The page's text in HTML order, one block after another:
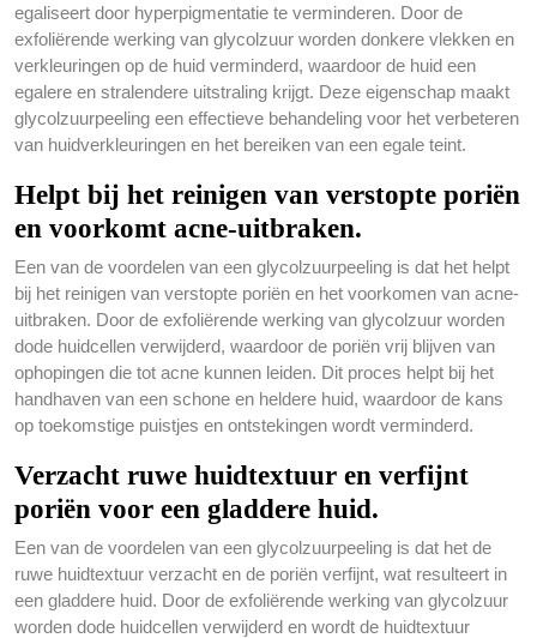
egaliseert door hyperpigmentatie te verminderen. Door de
exfoliërende werking van glycolzuur worden donkere vlekken en
verkleuringen op de huid verminderd, waardoor de huid een
egalere en stralendere uitstraling krijgt. Deze eigenschap maakt
glycolzuurpeeling een effectieve behandeling voor het verbeteren
van huidverkleuringen en het bereiken van een egale teint.
Helpt bij het reinigen van verstopte poriën
en voorkomt acne-uitbraken.
Een van de voordelen van een glycolzuurpeeling is dat het helpt
bij het reinigen van verstopte poriën en het voorkomen van acne-
uitbraken. Door de exfoliërende werking van glycolzuur worden
dode huidcellen verwijderd, waardoor de poriën vrij blijven van
ophopingen die tot acne kunnen leiden. Dit proces helpt bij het
handhaven van een schone en heldere huid, waardoor de kans
op toekomstige puistjes en ontstekingen wordt verminderd.
Verzacht ruwe huidtextuur en verfijnt
poriën voor een gladdere huid.
Een van de voordelen van een glycolzuurpeeling is dat het de
ruwe huidtextuur verzacht en de poriën verfijnt, wat resulteert in
een gladdere huid. Door de exfoliërende werking van glycolzuur
worden dode huidcellen verwijderd en wordt de huidtextuur